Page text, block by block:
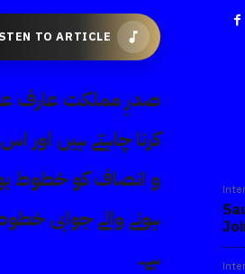
TO ARTICLE
صدرِ مملکت عارف
کرنا چاہتے ہیں اور
و انصاف کو خطوط
ہونے والے جوابی
ہے۔